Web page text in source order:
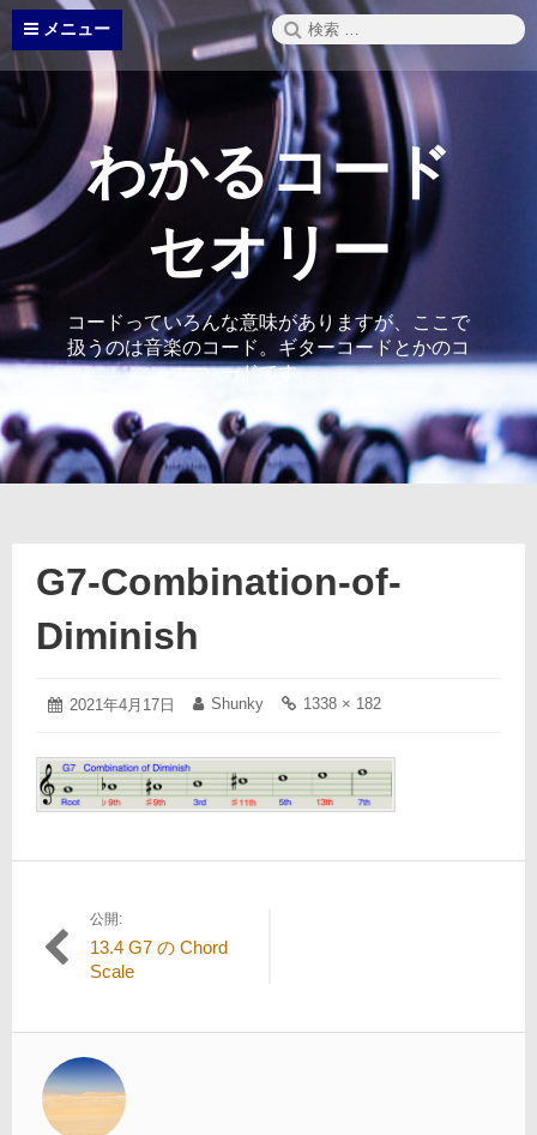
コ
テ
ン
ッ
プ
メニュー
検
索:
わかるコード
セオリー
コードっていろんな意味がありますが、ここで
扱うのは音楽のコード。ギターコードとかのコ
ードです。
G7-Combination-of-
Diminish
投
2021年4月17日
2021
月
17
日
投
Shunky
フ
イ
ズ
の
ン
1338 × 182
投
稿
ビ
ゲ
ー
公開:
13.4 G7 の Chord
Scale